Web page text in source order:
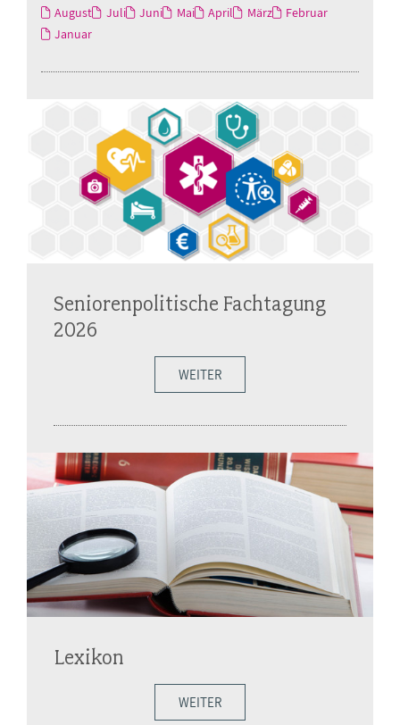
August
Juli Juni Mai April März
Februar
Januar
Seniorenpolitische Fachtagung
2026
WEITER
Lexikon
WEITER